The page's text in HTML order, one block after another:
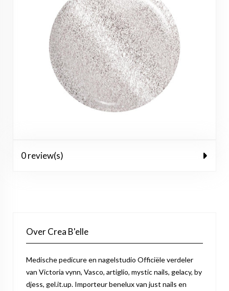
0 review(s)
Over Crea B'elle
Medische pedicure en nagelstudio Officiële verdeler
van Victoria vynn, Vasco, artiglio, mystic nails, gelacy, by
djess, gel.it.up. Importeur benelux van just nails en